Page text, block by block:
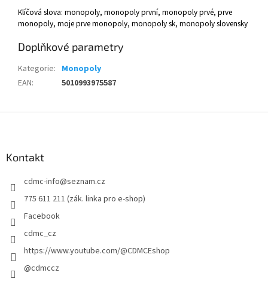
Klíčová slova: monopoly, monopoly první, monopoly prvé, prve
monopoly, moje prve monopoly, monopoly sk, monopoly slovensky
Doplňkové parametry
Kategorie: Monopoly
EAN: 5010993975587
Kontakt
cdmc-info@seznam.cz
775 611 211 (zák. linka pro e-shop)
Facebook
cdmc_cz
https://www.youtube.com/@CDMCEshop
@cdmccz